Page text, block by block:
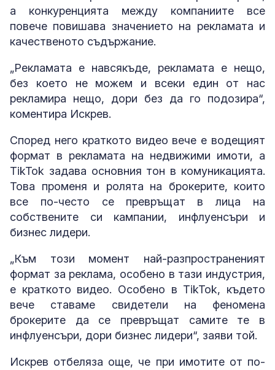
а конкуренцията между компаниите все
повече повишава значението на рекламата и
качественото съдържание.
„Рекламата е навсякъде, рекламата е нещо,
без което не можем и всеки един от нас
рекламира нещо, дори без да го подозира“,
коментира Искрев.
Според него краткото видео вече е водещият
формат в рекламата на недвижими имоти, а
TikTok задава основния тон в комуникацията.
Това променя и ролята на брокерите, които
все по-често се превръщат в лица на
собствените си кампании, инфлуенсъри и
бизнес лидери.
„Към този момент най-разпространеният
формат за реклама, особено в тази индустрия,
е краткото видео. Особено в TikTok, където
вече ставаме свидетели на феномена
брокерите да се превръщат самите те в
инфлуенсъри, дори бизнес лидери“, заяви той.
Искрев отбеляза още, че при имотите от по-